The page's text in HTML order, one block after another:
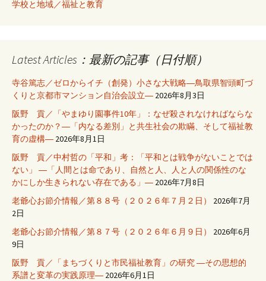
学校と地域／福祉と教育
Latest Articles：最新の記事（日付順）
寺谷篤志／ゼロからイチ（創発）小さな大戦略―鳥取県智頭町づ
くりと京都市マンション自治会設立― 2026年8月3日
阪野 貢／「やまゆり園事件10年」：なぜ殺されなければならな
かったのか？―「内なる差別」と共生社会の欺瞞、そして福祉教
育の虚構― 2026年8月1日
阪野 貢／中村哲の「平和」考：「平和とは戦争がないことでは
ない」 ―「人間とは命であり、自然と人、人と人の関係性のな
かにしか生きられない存在である」― 2026年7月8日
老爺心お節介情報／第８８号（２０２６年７月２日）
2026年7月
2日
老爺心お節介情報／第８７号（２０２６年６月９日）
2026年6月
9日
阪野 貢／「まちづくりと市民福祉教育」の研究 ―その思想的
系譜と変革の実践原理― 2026年6月1日